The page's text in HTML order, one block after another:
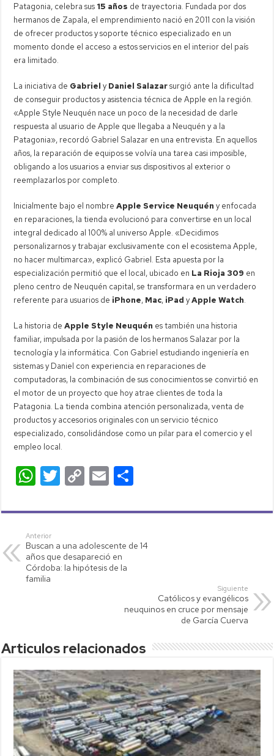
Patagonia, celebra sus 15 años de trayectoria. Fundada por dos
hermanos de Zapala, el emprendimiento nació en 2011 con la visión
de ofrecer productos y soporte técnico especializado en un
momento donde el acceso a estos servicios en el interior del país
era limitado.
La iniciativa de Gabriel y Daniel Salazarsurgió ante la dificultad
de conseguir productos y asistencia técnica de Apple en la región.
«Apple Style Neuquén nace un poco de la necesidad de darle
respuesta al usuario de Apple que llegaba a Neuquén y a la
Patagonia», recordó Gabriel Salazar en una entrevista. En aquellos
años, la reparación de equipos se volvía una tarea casi imposible,
obligando a los usuarios a enviar sus dispositivos al exterior o
reemplazarlos por completo.
Inicialmente bajo el nombreApple Service Neuquén y enfocada
en reparaciones, la tienda evolucionó para convertirse en un local
integral dedicado al 100% al universo Apple. «Decidimos
personalizarnos y trabajar exclusivamente con el ecosistema Apple,
no hacer multimarca», explicó Gabriel. Esta apuesta por la
especialización permitió que el local, ubicado en La Rioja 309 en
pleno centro de Neuquén capital, se transformara en un verdadero
referente para usuarios de iPhone, Mac, iPad yApple Watch.
La historia deApple Style Neuquén es también una historia
familiar, impulsada por la pasión de los hermanos Salazar por la
tecnología y la informática. Con Gabriel estudiando ingeniería en
sistemas y Daniel con experiencia en reparaciones de
computadoras, la combinación de sus conocimientos se convirtió en
el motor de un proyecto que hoy atrae clientes de toda la
Patagonia. La tienda combina atención personalizada, venta de
productos y accesorios originales con un servicio técnico
especializado, consolidándose como un pilar para el comercio y el
empleo local.
W
at
s
A
p
T
tt
C
p
Li
nk
E
ail m
ar
Anterior
Buscan a una adolescente de 14
años que desapareció en
Córdoba: la hipótesis de la
familia
Siguiente
Católicos y evangélicos
neuquinos en cruce por mensaje
de García Cuerva
Articulos relacionados